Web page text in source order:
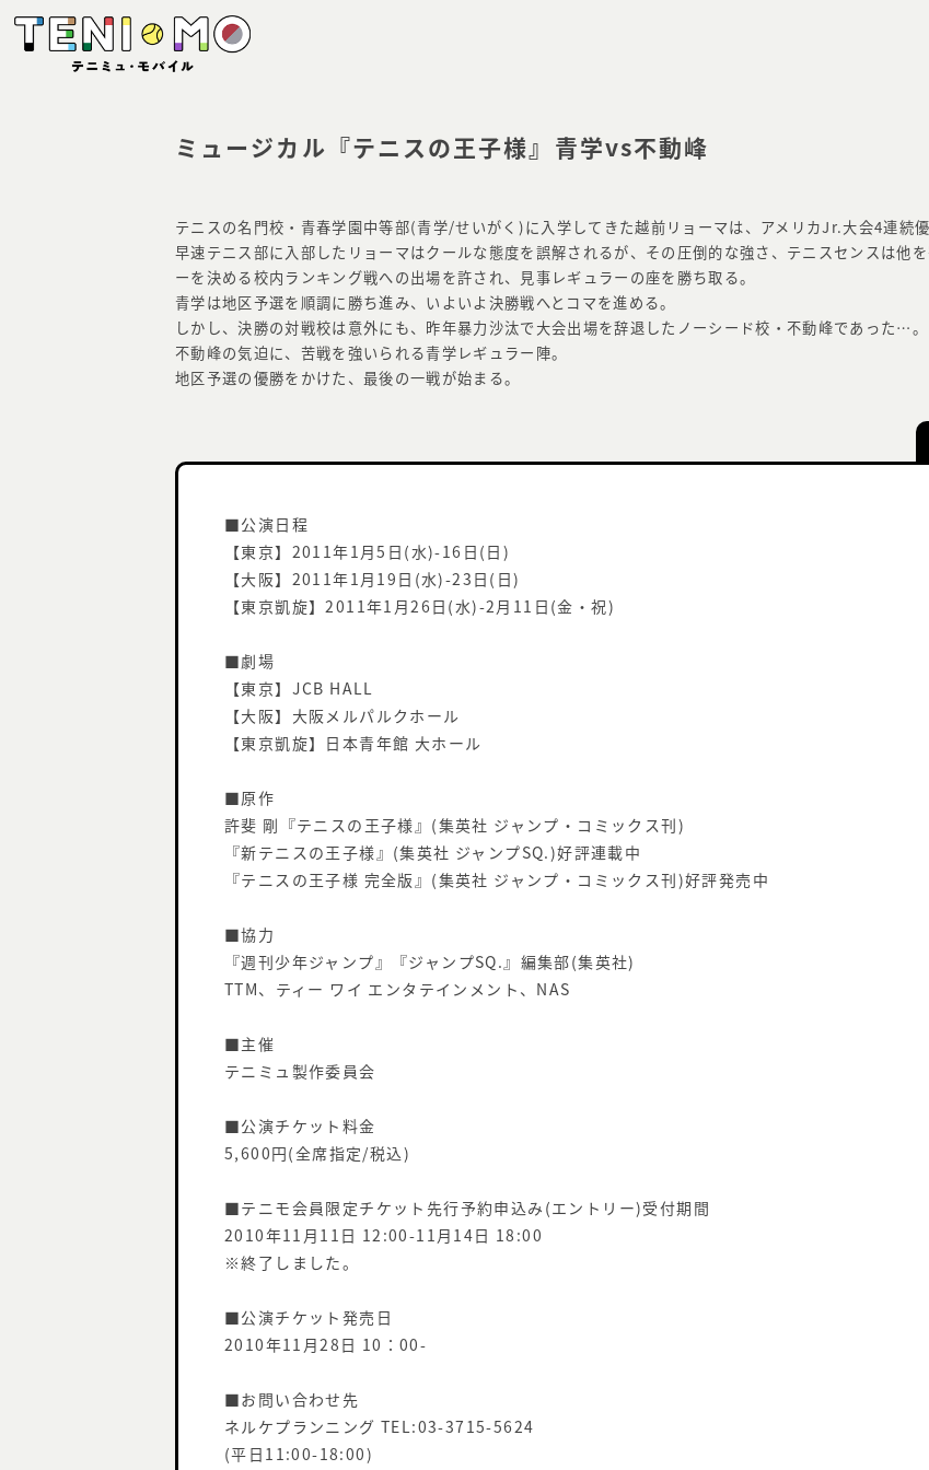
ミュージカル『テニスの王子様』青学vs不動峰
テニスの名門校・青春学園中等部(青学/せいがく)に入学してきた越前リョーマは、アメリカJr.大会4連続
早速テニス部に入部したリョーマはクールな態度を誤解されるが、その圧倒的な強さ、テニスセンスは他
ーを決める校内ランキング戦への出場を許され、見事レギュラーの座を勝ち取る。
青学は地区予選を順調に勝ち進み、いよいよ決勝戦へとコマを進める。
しかし、決勝の対戦校は意外にも、昨年暴力沙汰で大会出場を辞退したノーシード校・不動峰であった…。
不動峰の気迫に、苦戦を強いられる青学レギュラー陣。
地区予選の優勝をかけた、最後の一戦が始まる。
■公演日程
【東京】2011年1月5日(水)-16日(日)
【大阪】2011年1月19日(水)-23日(日)
【東京凱旋】2011年1月26日(水)-2月11日(金・祝)
■劇場
【東京】JCB HALL
【大阪】大阪メルパルクホール
【東京凱旋】日本青年館 大ホール
■原作
許斐 剛『テニスの王子様』(集英社 ジャンプ・コミックス刊)
『新テニスの王子様』(集英社 ジャンプSQ.)好評連載中
『テニスの王子様 完全版』(集英社 ジャンプ・コミックス刊)好評発売中
■協力
『週刊少年ジャンプ』『ジャンプSQ.』編集部(集英社)
TTM、ティー ワイ エンタテインメント、NAS
■主催
テニミュ製作委員会
■公演チケット料金
5,600円(全席指定/税込)
■テニモ会員限定チケット先行予約申込み(エントリー)受付期間
2010年11月11日 12:00-11月14日 18:00
※終了しました。
■公演チケット発売日
2010年11月28日 10：00-
■お問い合わせ先
ネルケプランニング TEL:03-3715-5624
(平日11:00-18:00)